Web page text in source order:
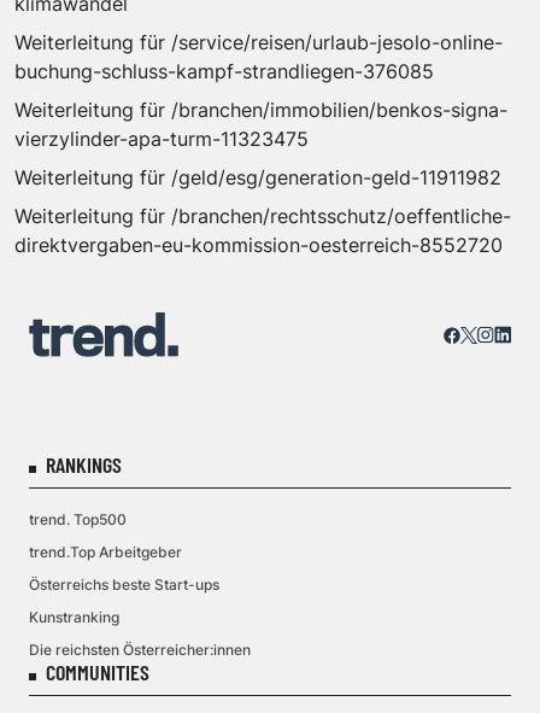
Weiterleitung für /service/reisen/urlaub-jesolo-online-
buchung-schluss-kampf-strandliegen-376085
Weiterleitung für /branchen/immobilien/benkos-signa-
vierzylinder-apa-turm-11323475
Weiterleitung für /geld/esg/generation-geld-11911982
Weiterleitung für /branchen/rechtsschutz/oeffentliche-
direktvergaben-eu-kommission-oesterreich-8552720
RANKINGS
trend. Top500
trend.Top Arbeitgeber
Österreichs beste Start-ups
Kunstranking
Die reichsten Österreicher:innen
COMMUNITIES